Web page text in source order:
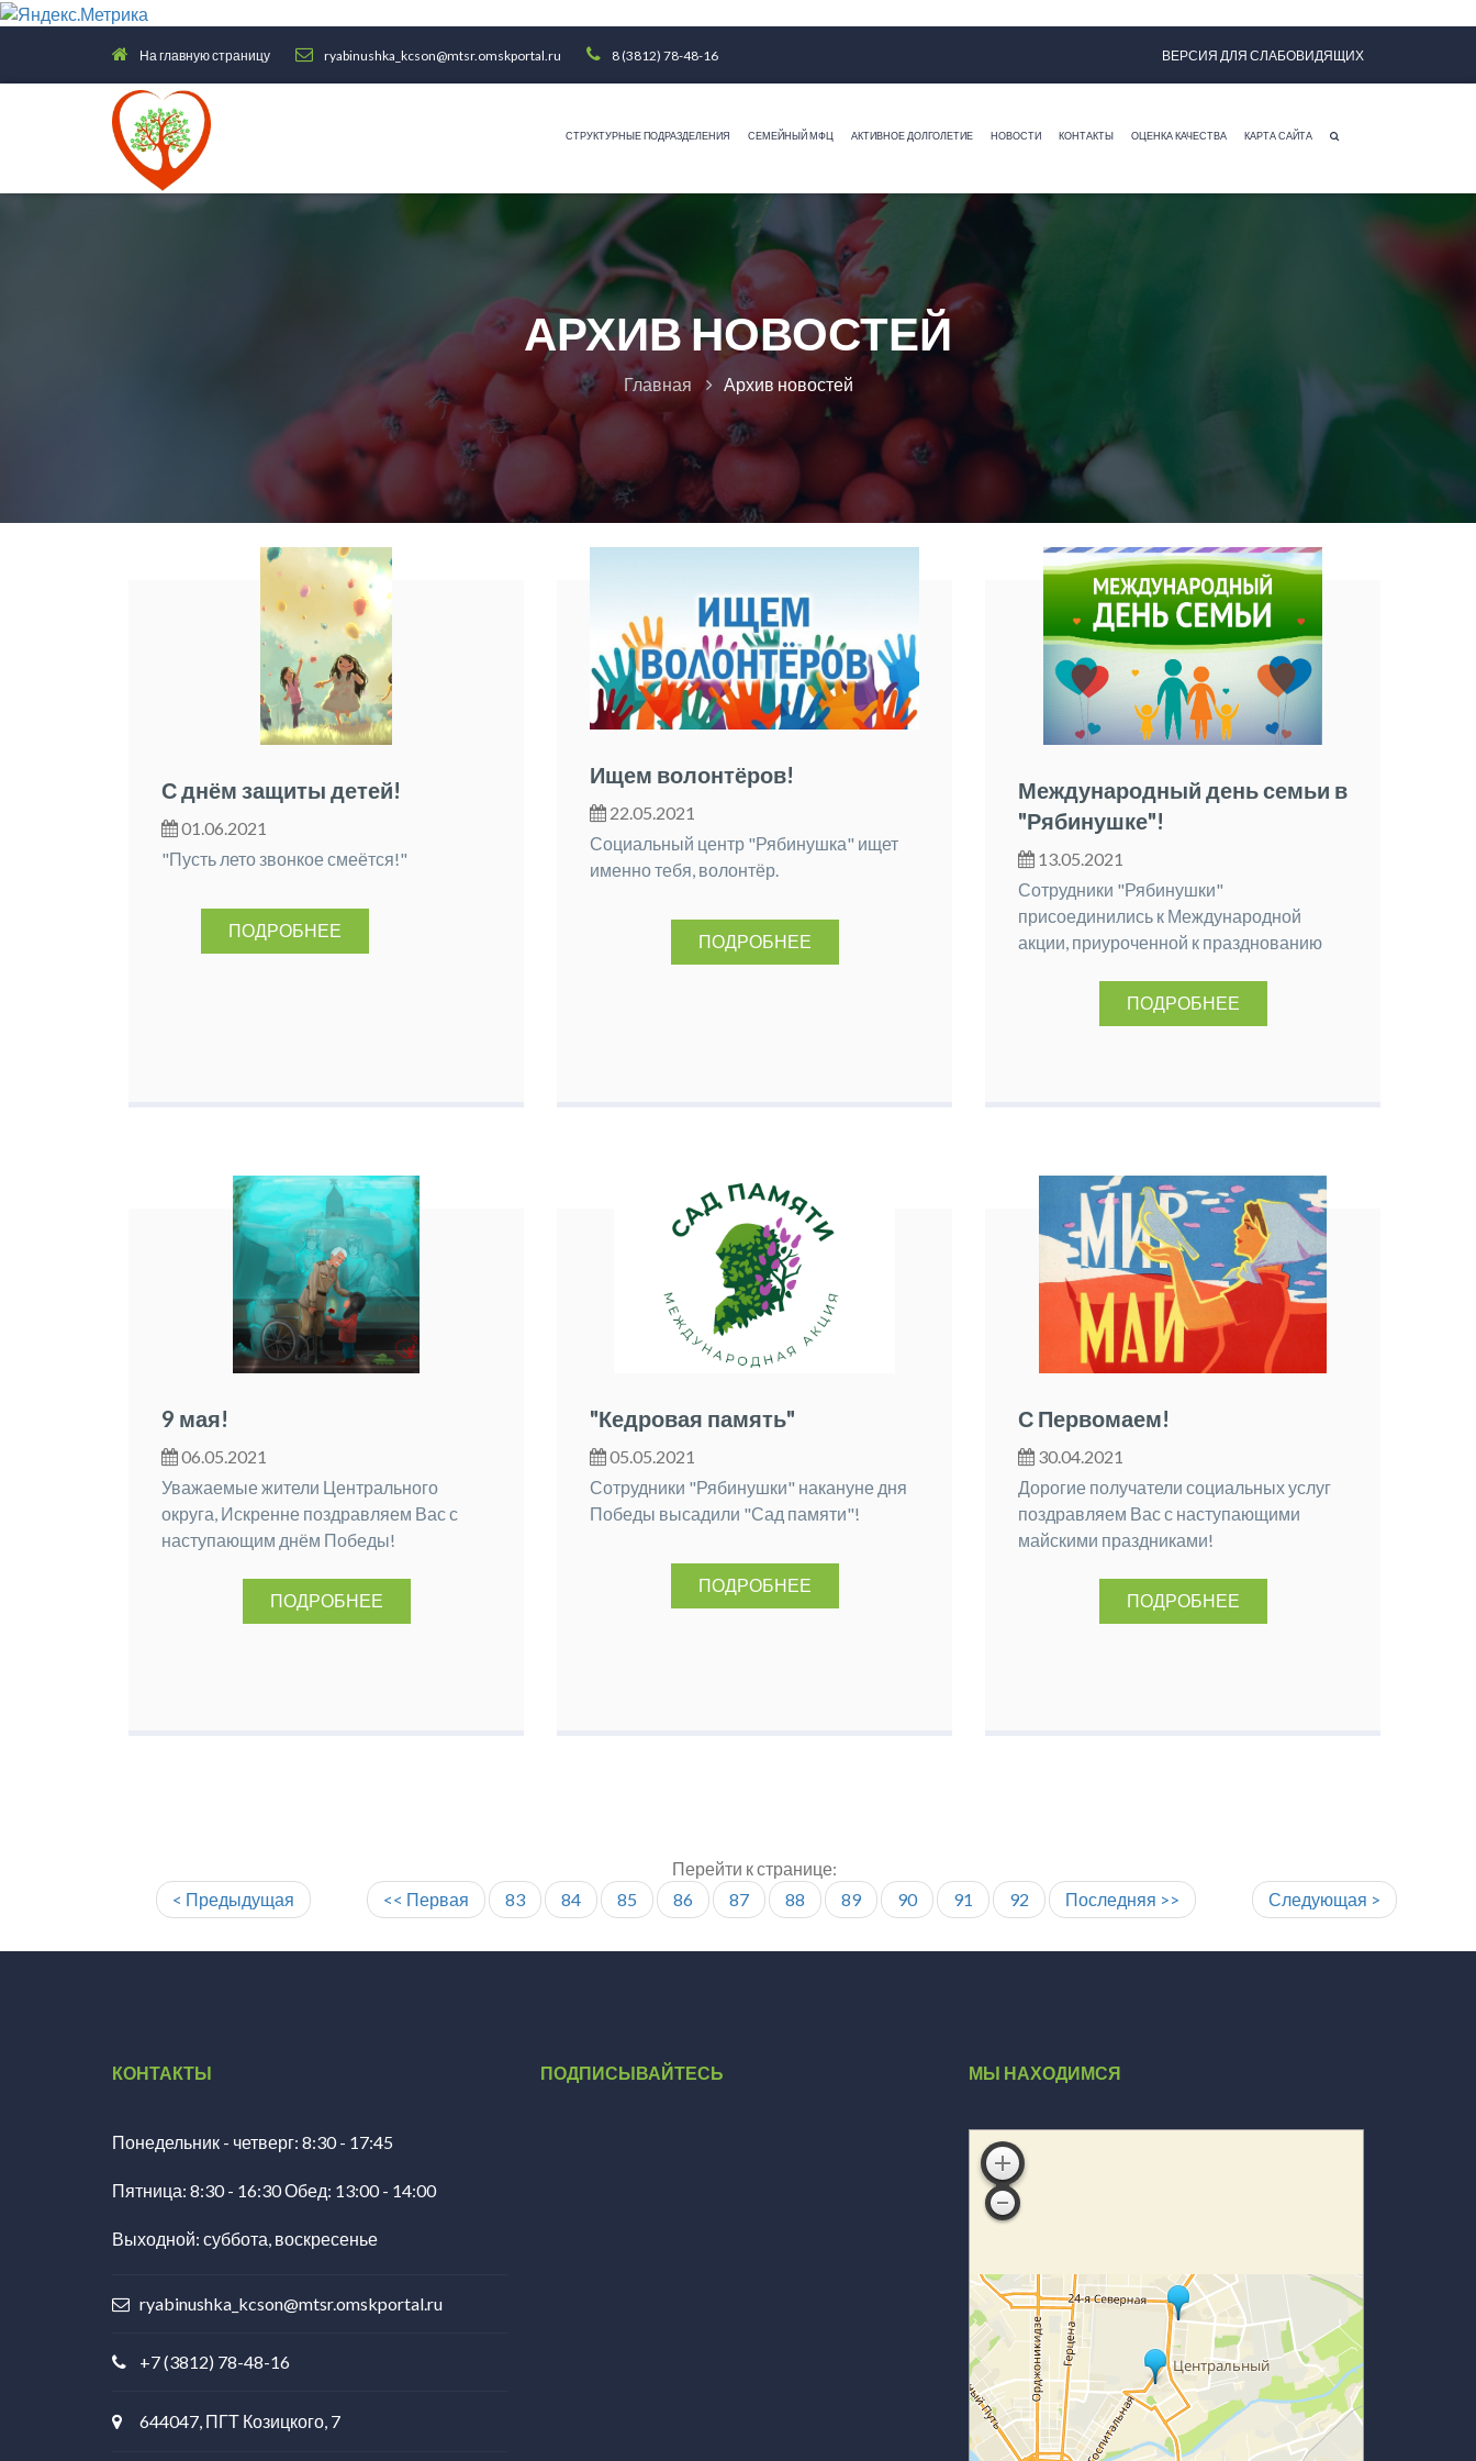
На главную страницу ryabinushka_kcson@mtsr.omskportal.ru 8 (3812) 78-48-16 ВЕРСИЯ ДЛЯ СЛАБОВИДЯЩИХ
СТРУКТУРНЫЕ ПОДРАЗДЕЛЕНИЯ СЕМЕЙНЫЙ МФЦ АКТИВНОЕ ДОЛГОЛЕТИЕ НОВОСТИ КОНТАКТЫ ОЦЕНКА КАЧЕСТВА КАРТА САЙТА
АРХИВ НОВОСТЕЙ
Главная Архив новостей
С днём защиты детей!
01.06.2021
"Пусть лето звонкое смеётся!"
ПОДРОБНЕЕ
Ищем волонтёров!
22.05.2021
Социальный центр "Рябинушка" ищет
именно тебя, волонтёр.
ПОДРОБНЕЕ
Международный день семьи в
"Рябинушке"!
13.05.2021
Сотрудники "Рябинушки"
присоединились к Международной
акции, приуроченной к празднованию
ПОДРОБНЕЕ
9 мая!
06.05.2021
Уважаемые жители Центрального
округа, Искренне поздравляем Вас с
наступающим днём Победы!
ПОДРОБНЕЕ
"Кедровая память"
05.05.2021
Сотрудники "Рябинушки" накануне дня
Победы высадили "Сад памяти"!
ПОДРОБНЕЕ
С Первомаем!
30.04.2021
Дорогие получатели социальных услуг
поздравляем Вас с наступающими
майскими праздниками!
ПОДРОБНЕЕ
Перейти к странице:
<< Первая
< Предыдущая 83 84 85 86 87 88 89 90 91 92 Следующая >
Последняя >>
КОНТАКТЫ
Понедельник - четверг: 8:30 - 17:45
Пятница: 8:30 - 16:30 Обед: 13:00 - 14:00
Выходной: суббота, воскресенье
ryabinushka_kcson@mtsr.omskportal.ru
+7 (3812) 78-48-16
644047, ПГТ Козицкого, 7
ПОДПИСЫВАЙТЕСЬ МЫ НАХОДИМСЯ